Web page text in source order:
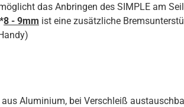
das Anbringen des SIMPLE am
8 - 9mm ist eine zusätzliche
Aluminium, bei Verschleiß